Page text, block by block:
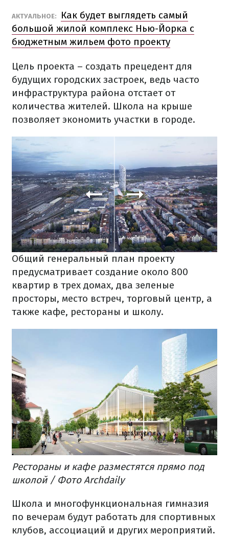
АКТУАЛЬНОЕ:
Как будет выглядеть самый
большой жилой комплекс Нью-Йорка с
бюджетным жильем фото проекту
Цель проекта – создать прецедент для
будущих городских застроек, ведь часто
инфраструктура района отстает от
количества жителей. Школа на крыше
позволяет экономить участки в городе.
Общий генеральный план проекту
предусматривает создание около 800
квартир в трех домах, два зеленые
просторы, место встреч, торговый центр, а
также кафе, рестораны и школу.
Рестораны и кафе разместятся прямо под
школой / Фото Archdaily
Школа и многофункциональная гимназия
по вечерам будут работать для спортивных
клубов, ассоциаций и других мероприятий.